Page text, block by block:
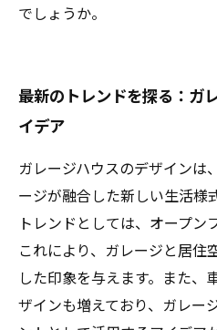
でしょうか。
最新のトレンドを探る：ガ
イデア
ガレージハウスのデザインは
ージが融合した新しい生活様
トレンドとしては、オープン
これにより、ガレージと居住
した印象を与えます。また、
ザインも増えており、ガレー